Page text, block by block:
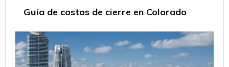
Guía de costos de cierre en Colorado